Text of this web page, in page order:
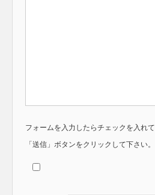
フォームを入力したらチェックを入れて
「送信」ボタンをクリックして下さい。